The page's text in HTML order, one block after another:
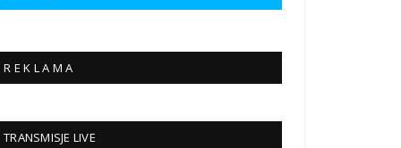
R E K L A M A
TRANSMISJE LIVE